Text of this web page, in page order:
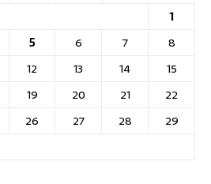
1
5 6 7
8
12 13 14
15
19 20 21
22
26 27 28
29